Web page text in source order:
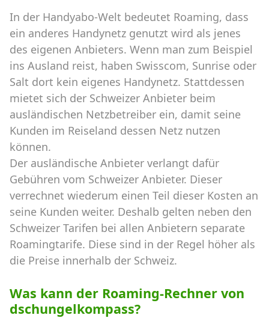
In der Handyabo-Welt bedeutet Roaming, dass
ein anderes Handynetz genutzt wird als jenes
des eigenen Anbieters. Wenn man zum Beispiel
ins Ausland reist, haben Swisscom, Sunrise oder
Salt dort kein eigenes Handynetz. Stattdessen
mietet sich der Schweizer Anbieter beim
ausländischen Netzbetreiber ein, damit seine
Kunden im Reiseland dessen Netz nutzen
können.
Der ausländische Anbieter verlangt dafür
Gebühren vom Schweizer Anbieter. Dieser
verrechnet wiederum einen Teil dieser Kosten an
seine Kunden weiter. Deshalb gelten neben den
Schweizer Tarifen bei allen Anbietern separate
Roamingtarife. Diese sind in der Regel höher als
die Preise innerhalb der Schweiz.
Was kann der Roaming-Rechner von
dschungelkompass?